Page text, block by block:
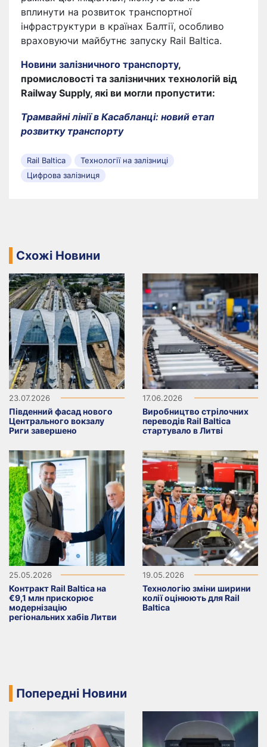
вплинути на розвиток транспортної
інфраструктури в країнах Балтії, особливо
враховуючи майбутнє запуску Rail Baltica.
Новини залізничного транспорту,
промисловості та залізничних технологій від
Railway Supply, які ви могли пропустити:
Трамвайні лінії в Касабланці: новий етап
розвитку транспорту
Rail Baltica
Технології на залізниці
Цифрова залізниця
Схожі Новини
23.07.2026
Південний фасад нового
Центрального вокзалу
Риги завершено
17.06.2026
Виробництво стрілочних
переводів Rail Baltica
стартувало в Литві
25.05.2026
Контракт Rail Baltica на
€9,1 млн прискорює
модернізацію
регіональних хабів Литви
19.05.2026
Технологію зміни ширини
колії оцінюють для Rail
Baltica
Попередні Новини